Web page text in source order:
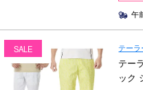
午
SALE テーラ
テー
ック